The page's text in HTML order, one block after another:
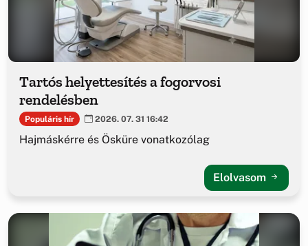
Tartós helyettesítés a fogorvosi
rendelésben
Populáris hír 2026. 07. 31 16:42
Hajmáskérre és Ösküre vonatkozólag
Elolvasom